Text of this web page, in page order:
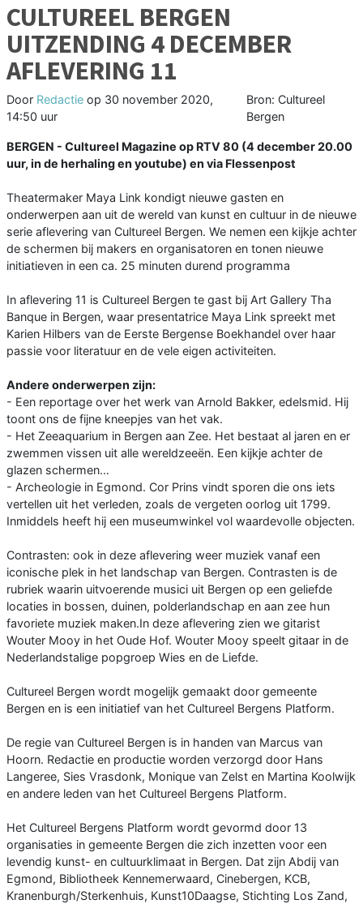
CULTUREEL BERGEN
UITZENDING 4 DECEMBER
AFLEVERING 11
Door Redactie op 30 november 2020,
14:50 uur
Bron: Cultureel
Bergen
BERGEN - Cultureel Magazine op RTV 80 (4 december 20.00
uur, in de herhaling en youtube) en via Flessenpost
Theatermaker Maya Link kondigt nieuwe gasten en
onderwerpen aan uit de wereld van kunst en cultuur in de nieuwe
serie aflevering van Cultureel Bergen. We nemen een kijkje achter
de schermen bij makers en organisatoren en tonen nieuwe
initiatieven in een ca. 25 minuten durend programma
In aflevering 11 is Cultureel Bergen te gast bij Art Gallery Tha
Banque in Bergen, waar presentatrice Maya Link spreekt met
Karien Hilbers van de Eerste Bergense Boekhandel over haar
passie voor literatuur en de vele eigen activiteiten.
Andere onderwerpen zijn:
- Een reportage over het werk van Arnold Bakker, edelsmid. Hij
toont ons de fijne kneepjes van het vak.
- Het Zeeaquarium in Bergen aan Zee. Het bestaat al jaren en er
zwemmen vissen uit alle wereldzeeën. Een kijkje achter de
glazen schermen…
- Archeologie in Egmond. Cor Prins vindt sporen die ons iets
vertellen uit het verleden, zoals de vergeten oorlog uit 1799.
Inmiddels heeft hij een museumwinkel vol waardevolle objecten.
Contrasten: ook in deze aflevering weer muziek vanaf een
iconische plek in het landschap van Bergen. Contrasten is de
rubriek waarin uitvoerende musici uit Bergen op een geliefde
locaties in bossen, duinen, polderlandschap en aan zee hun
favoriete muziek maken.In deze aflevering zien we gitarist
Wouter Mooy in het Oude Hof. Wouter Mooy speelt gitaar in de
Nederlandstalige popgroep Wies en de Liefde.
Cultureel Bergen wordt mogelijk gemaakt door gemeente
Bergen en is een initiatief van het Cultureel Bergens Platform.
De regie van Cultureel Bergen is in handen van Marcus van
Hoorn. Redactie en productie worden verzorgd door Hans
Langeree, Sies Vrasdonk, Monique van Zelst en Martina Koolwijk
en andere leden van het Cultureel Bergens Platform.
Het Cultureel Bergens Platform wordt gevormd door 13
organisaties in gemeente Bergen die zich inzetten voor een
levendig kunst- en cultuurklimaat in Bergen. Dat zijn Abdij van
Egmond, Bibliotheek Kennemerwaard, Cinebergen, KCB,
Kranenburgh/Sterkenhuis, Kunst10Daagse, Stichting Los Zand,